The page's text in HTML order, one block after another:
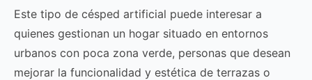
Este tipo de césped artificial puede interesar a
quienes gestionan un hogar situado en entornos
urbanos con poca zona verde, personas que desean
mejorar la funcionalidad y estética de terrazas o